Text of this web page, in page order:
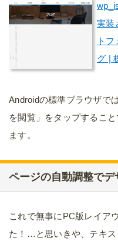
実装
ト
グ |
Androidの標準ブラウザで
を閲覧」をタップするこ
ます。
ページの自動調整で
これで無事にPC版レイア
た！…と思いきや、テキス